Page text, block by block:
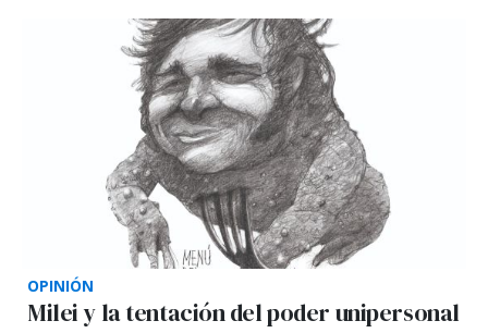
OPINIÓN
Milei y la tentación del poder unipersonal